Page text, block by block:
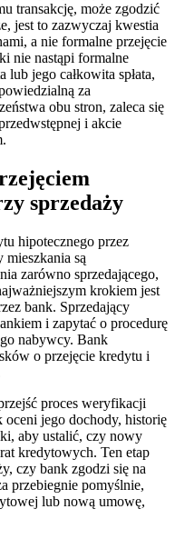
transakcję, może zgodzić
jest to zazwyczaj kwestia
a nie formalne przejęcie
nie nastąpi formalne
jego całkowita spłata,
za
obu stron, zaleca się
i akcie
sprzedaży
hipotecznego przez
mieszkania są
zarówno sprzedającego,
krokiem jest
bank. Sprzedający
i zapytać o procedurę
nabywcy. Bank
o przejęcie kredytu i
proces weryfikacji
jego dochody, historię
aby ustalić, czy nowy
kredytowych. Ten etap
czy bank zgodzi się na
przebiegnie pomyślnie,
lub nową umowę,